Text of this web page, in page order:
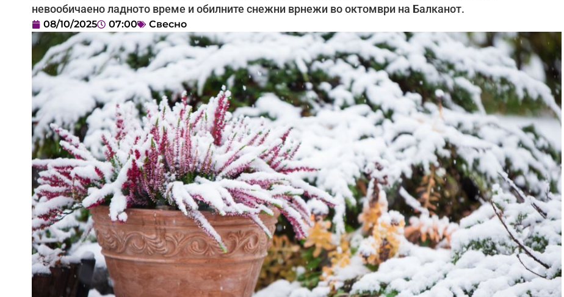
невообичаено ладното време и обилните снежни врнежи во октомври на Балканот.
08/10/2025 07:00 Свесно